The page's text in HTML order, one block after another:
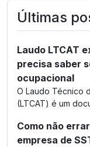
Últimas
Laudo LTCAT
precisa saber
ocupacional
O Laudo Técnico
(LTCAT) é um
Como não
empresa de